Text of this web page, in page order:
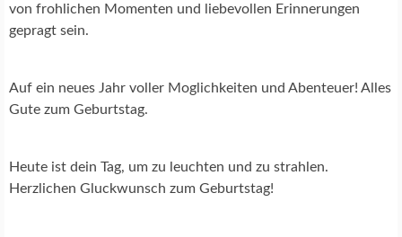
von frohlichen Momenten und liebevollen Erinnerungen
gepragt sein.
Auf ein neues Jahr voller Moglichkeiten und Abenteuer! Alles
Gute zum Geburtstag.
Heute ist dein Tag, um zu leuchten und zu strahlen.
Herzlichen Gluckwunsch zum Geburtstag!